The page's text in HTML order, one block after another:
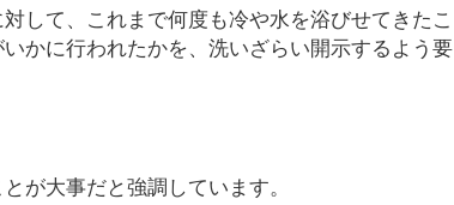
して、これまで何度も冷や水を浴びせてきたこ
かに行われたかを、洗いざらい開示するよう要
が大事だと強調しています。